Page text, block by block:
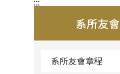
系所友會
系所友會章程